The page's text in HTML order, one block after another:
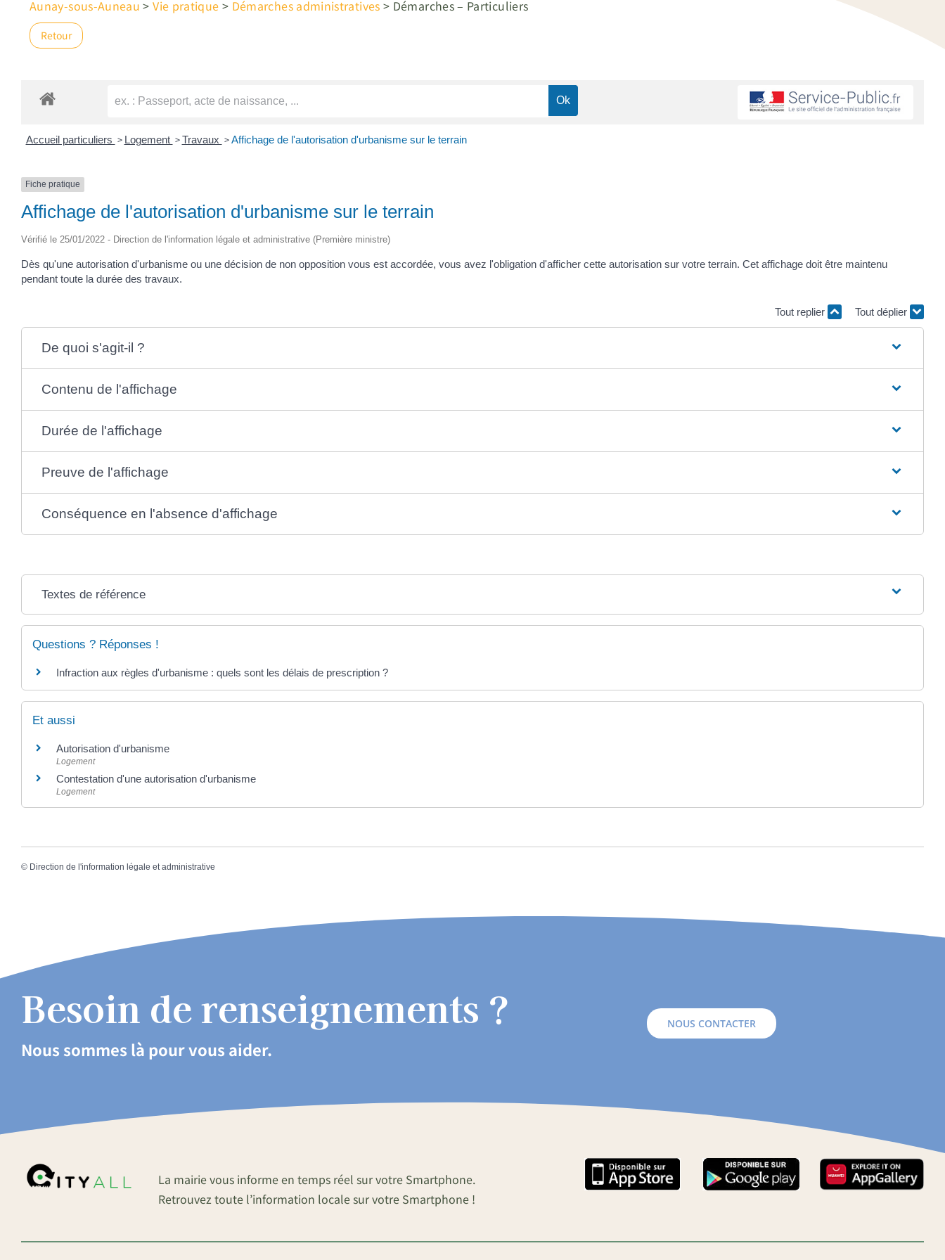
Aunay-sous-Auneau >Vie pratique > Démarches administratives > Démarches – Particuliers
Retour
Accueil particuliers > Logement > Travaux > Affichage de l'autorisation d'urbanisme sur le terrain
Fiche pratique
Affichage de l'autorisation d'urbanisme sur le terrain
Vérifié le 25/01/2022 - Direction de l'information légale et administrative (Première ministre)
Dès qu'une autorisation d'urbanisme ou une décision de non opposition vous est accordée, vous avez l'obligation d'afficher cette autorisation sur votre terrain. Cet affichage doit être maintenu
pendant toute la durée des travaux.
Tout replier Tout déplier
De quoi s'agit-il ?
Contenu de l'affichage
Durée de l'affichage
Preuve de l'affichage
Conséquence en l'absence d'affichage
Textes de référence
Questions ? Réponses !
Infraction aux règles d'urbanisme : quels sont les délais de prescription ?
Et aussi
Autorisation d'urbanisme
Logement
Contestation d'une autorisation d'urbanisme
Logement
© Direction de l'information légale et administrative
Besoin de renseignements ?
Nous sommes là pour vous aider.
NOUS CONTACTER
La mairie vous informe en temps réel sur votre Smartphone.
Retrouvez toute l’information locale sur votre Smartphone !